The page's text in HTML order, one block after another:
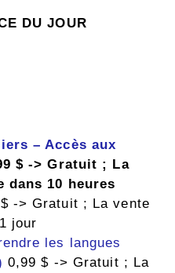
DU JOUR
– Accès aux
$ -> Gratuit ; La
dans 10 heures
-> Gratuit ; La vente
jour
les langues
0,99 $ -> Gratuit ; La